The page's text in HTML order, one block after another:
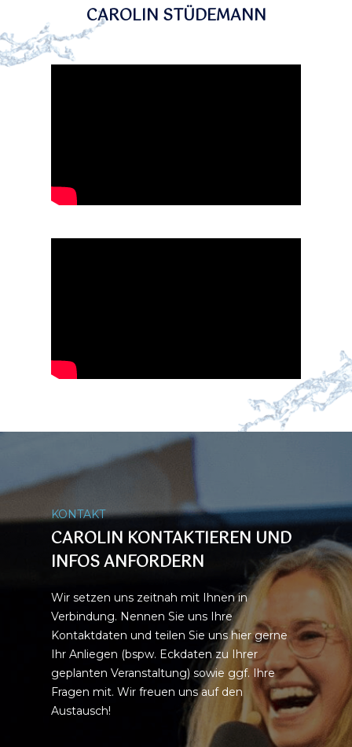
CAROLIN STÜDEMANN
KONTAKT
CAROLIN KONTAKTIEREN UND
INFOS ANFORDERN
Wir setzen uns zeitnah mit Ihnen in
Verbindung. Nennen Sie uns Ihre
Kontaktdaten und teilen Sie uns hier gerne
Ihr Anliegen (bspw. Eckdaten zu Ihrer
geplanten Veranstaltung) sowie ggf. Ihre
Fragen mit. Wir freuen uns auf den
Austausch!